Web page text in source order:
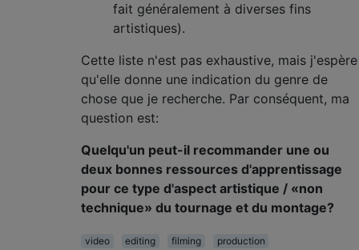
fait généralement à diverses fins
artistiques).
Cette liste n'est pas exhaustive, mais j'espère
qu'elle donne une indication du genre de
chose que je recherche. Par conséquent, ma
question est:
Quelqu'un peut-il recommander une ou
deux bonnes ressources d'apprentissage
pour ce type d'aspect artistique / «non
technique» du tournage et du montage?
video editing filming
production